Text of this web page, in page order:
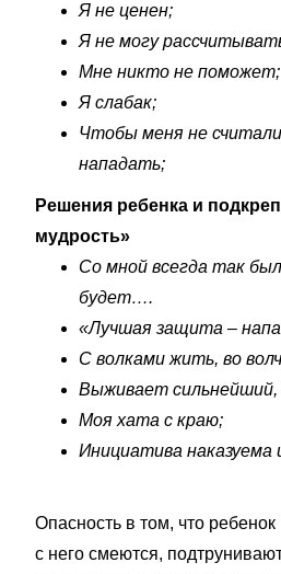
Я не ценен;
Я не могу
Мне никто не поможет;
Я слабак;
Чтобы меня не
нападать;
Решения ребенка и
мудрость»
Со мной всегда так
будет….
«Лучшая защита –
С волками жить, во
Выживает
Моя хата с краю;
Инициатива наказуема
Опасность в том, что ребенок
с него смеются,